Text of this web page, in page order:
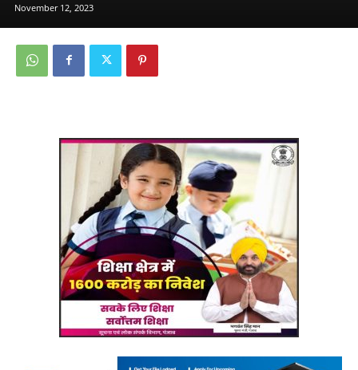
November 12, 2023